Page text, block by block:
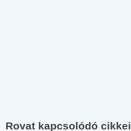
Rovat kapcsolódó cikkei